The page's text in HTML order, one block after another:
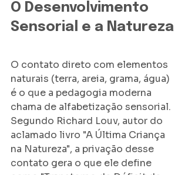
​O Desenvolvimento
Sensorial e a Natureza
O contato direto com elementos
naturais (terra, areia, grama, água)
é o que a pedagogia moderna
chama de alfabetização sensorial.
Segundo Richard Louv, autor do
aclamado livro "A Última Criança
na Natureza", a privação desse
contato gera o que ele define